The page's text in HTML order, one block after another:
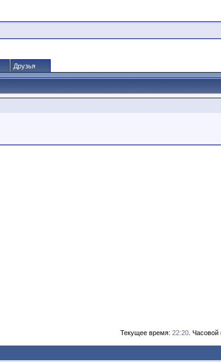
Друзья
Текущее время: 22:20 .